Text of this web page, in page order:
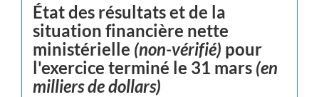
État des résultats et de la
situation financière nette
ministérielle (non-vérifié) pour
l'exercice terminé le 31 mars (en
milliers de dollars)